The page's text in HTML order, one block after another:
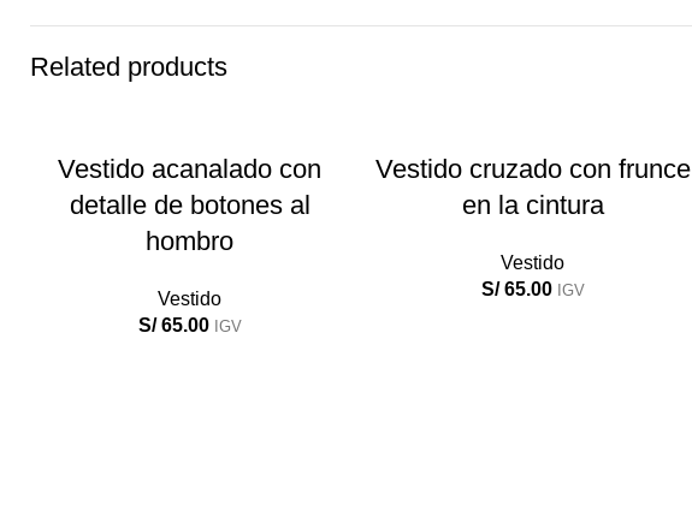
Related products
Vestido acanalado con
detalle de botones al
hombro
Vestido
S/65.00 IGV
Vestido cruzado con frunce
en la cintura
Vestido
S/65.00 IGV